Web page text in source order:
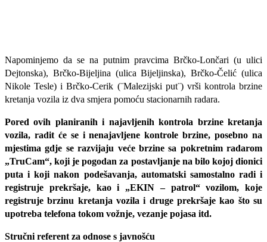
Napominjemo da se na putnim pravcima Brčko-Lončari (u ulici
Dejtonska), Brčko-Bijeljina (ulica Bijeljinska), Brčko-Čelić (ulica
Nikole Tesle) i Brčko-Cerik (¨Malezijski put¨) vrši kontrola brzine
kretanja vozila iz dva smjera pomoću stacionarnih radara.
Pored ovih planiranih i najavljenih kontrola brzine kretanja
vozila, radit će se i nenajavljene kontrole brzine, posebno na
mjestima gdje se razvijaju veće brzine sa pokretnim radarom
„TruCam“, koji je pogodan za postavljanje na bilo kojoj dionici
puta i koji nakon podešavanja, automatski samostalno radi i
registruje prekršaje, kao i „EKIN – patrol“ vozilom, koje
registruje brzinu kretanja vozila i druge prekršaje kao što su
upotreba telefona tokom vožnje, vezanje pojasa itd.
Stručni referent za odnose s javnošću